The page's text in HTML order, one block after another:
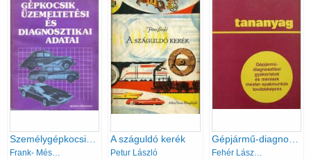
Frank- Mészáros-Vályi
A száguldó kerék
Petur László
Gépjármű-diagnosztikai gyakorlatok és mérések mester-szakmunkás továbbképzés - tananyag
Fehér László-Sári László